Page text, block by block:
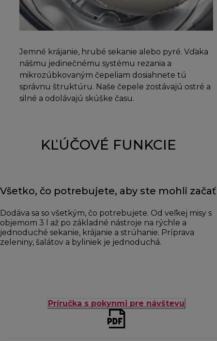
Jemné krájanie, hrubé sekanie alebo pyré. Vďaka
nášmu jedinečnému systému rezania a
mikrozúbkovaným čepeliam dosiahnete tú
správnu štruktúru. Naše čepele zostávajú ostré a
silné a odolávajú skúške času.
KĽÚČOVÉ FUNKCIE
Všetko, čo potrebujete, aby ste mohli začať
Dodáva sa so všetkým, čo potrebujete. Od veľkej misy s
objemom 3 l až po základné nástroje na rýchle a
jednoduché sekanie, krájanie a strúhanie. Príprava
zeleniny, šalátov a byliniek je jednoduchá.
Príručka s pokynmi pre návštevu